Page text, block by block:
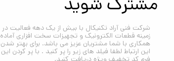
شرکت فنی آراد تکنیکال با بیش از یک دهه فعالیت در
زمینه قطعات الکترونیک و تجهیزات سخت افزاری آماده
همکاری با شما مشتریان عزیز می باشد. برای بهتر شدن
این ارتباط لطفا فیلد های زیر را پر کنید . با پر کردن این
فرم کد تخفیف ویژه دریافت کنید.